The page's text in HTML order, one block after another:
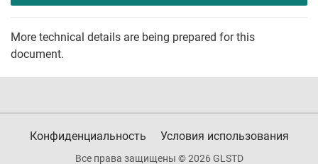
More technical details are being prepared for this
document.
Конфиденциальность Условия использования
Все права защищены © 2026 GLSTD